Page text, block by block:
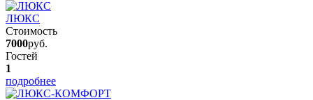
ЛЮКС
Стоимость
7000руб.
Гостей
1
подробнее